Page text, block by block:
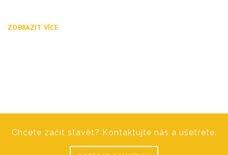
ZOBRAZIT VÍCE
Chcete začít stavět? Kontaktujte nás a ušetřete.